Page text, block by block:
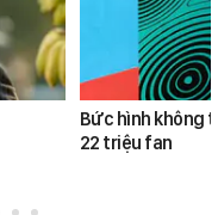
Bức hình không
22 triệu fan